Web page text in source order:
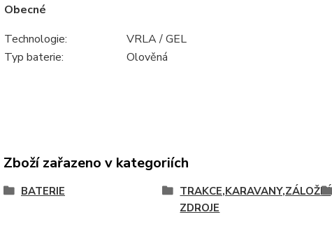
Obecné
Technologie:
VRLA / GEL
Typ baterie:
Olověná
Zboží zařazeno v kategoriích
BATERIE
TRAKCE,KARAVANY,ZÁLOŽNÍ
ZDROJE